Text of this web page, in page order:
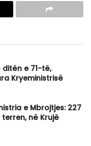
e 71-të,
Kryeministrisë
e Mbrojtjes: 227
në Krujë